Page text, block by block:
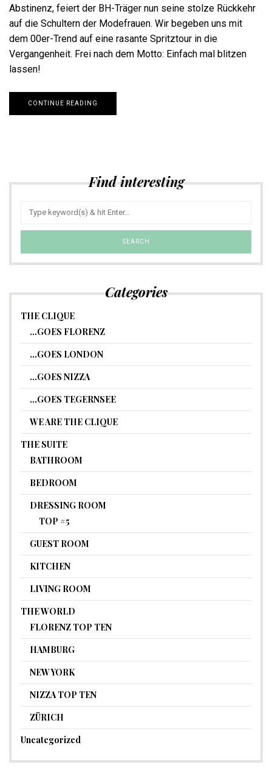
Abstinenz, feiert der BH-Träger nun seine stolze Rückkehr
auf die Schultern der Modefrauen. Wir begeben uns mit
dem 00er-Trend auf eine rasante Spritztour in die
Vergangenheit. Frei nach dem Motto: Einfach mal blitzen
lassen!
CONTINUE READING
Find interesting
Categories
THE CLIQUE
…GOES FLORENZ
…GOES LONDON
…GOES NIZZA
…GOES TEGERNSEE
WE ARE THE CLIQUE
THE SUITE
BATHROOM
BEDROOM
DRESSING ROOM
TOP #5
GUEST ROOM
KITCHEN
LIVING ROOM
THE WORLD
FLORENZ TOP TEN
HAMBURG
NEW YORK
NIZZA TOP TEN
ZÜRICH
Uncategorized